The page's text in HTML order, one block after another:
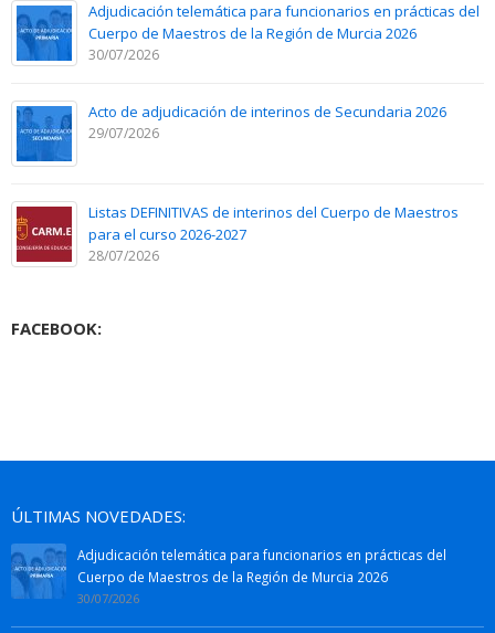
Adjudicación telemática para funcionarios en prácticas del
Cuerpo de Maestros de la Región de Murcia 2026
30/07/2026
Acto de adjudicación de interinos de Secundaria 2026
29/07/2026
Listas DEFINITIVAS de interinos del Cuerpo de Maestros
para el curso 2026-2027
28/07/2026
FACEBOOK:
ÚLTIMAS NOVEDADES:
Adjudicación telemática para funcionarios en prácticas del
Cuerpo de Maestros de la Región de Murcia 2026
30/07/2026